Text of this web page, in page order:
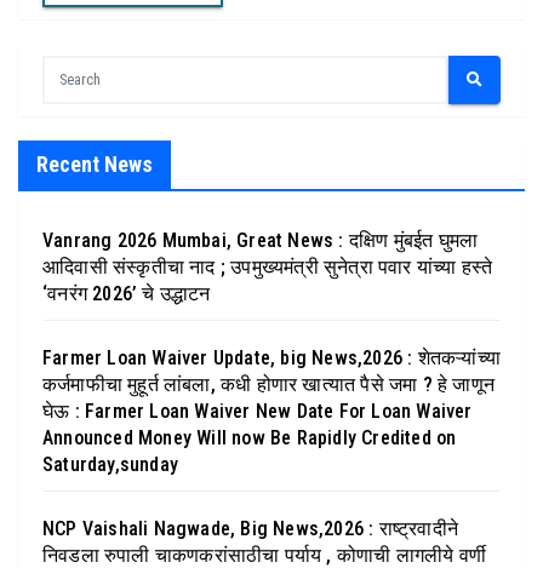
Recent News
Vanrang 2026 Mumbai, Great News : दक्षिण मुंबईत घुमला
आदिवासी संस्कृतीचा नाद ; उपमुख्यमंत्री सुनेत्रा पवार यांच्या हस्ते
‘वनरंग 2026’ चे उद्धाटन
Farmer Loan Waiver Update, big News,2026 : शेतकऱ्यांच्या
कर्जमाफीचा मुहूर्त लांबला, कधी होणार खात्यात पैसे जमा ? हे जाणून
घेऊ : Farmer Loan Waiver New Date For Loan Waiver
Announced Money Will now Be Rapidly Credited on
Saturday,sunday
NCP Vaishali Nagwade, Big News,2026 : राष्ट्रवादीने
निवडला रुपाली चाकणकरांसाठीचा पर्याय , कोणाची लागलीये वर्णी